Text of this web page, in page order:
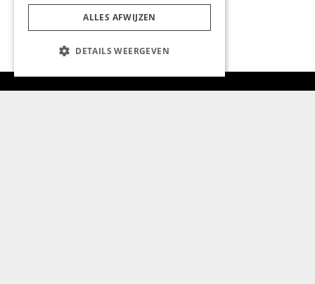
ALLES AFWIJZEN
DETAILS WEERGEVEN